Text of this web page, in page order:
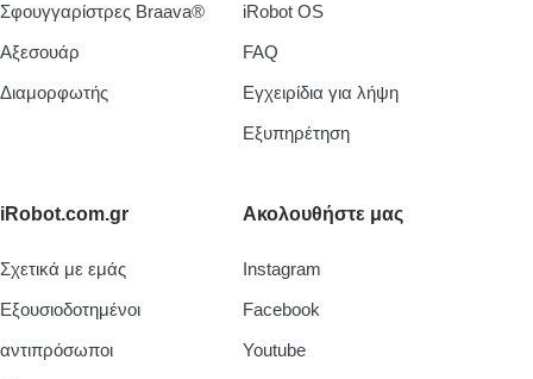
Σφουγγαρίστρες Braava®
Aξεσουάρ
Διαμορφωτής
iRobot OS
FAQ
Εγχειρίδια για λήψη
Εξυπηρέτηση
iRobot.com.gr
Σχετικά με εμάς
Εξουσιοδοτημένοι
αντιπρόσωποι
Ακολουθήστε μας
Instagram
Facebook
Youtube